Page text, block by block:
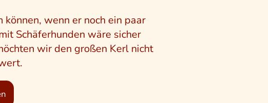
können, wenn er noch ein paar
Schäferhunden wäre sicher
wir den großen Kerl nicht